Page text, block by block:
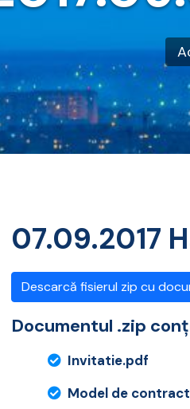
07.09.2017
Descarcă fisierul zip cu
Documentul .zip
Invitatie.pdf
Model de